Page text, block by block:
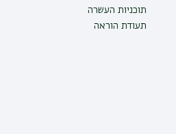
תוכניות העשרה
תעודת הוראה